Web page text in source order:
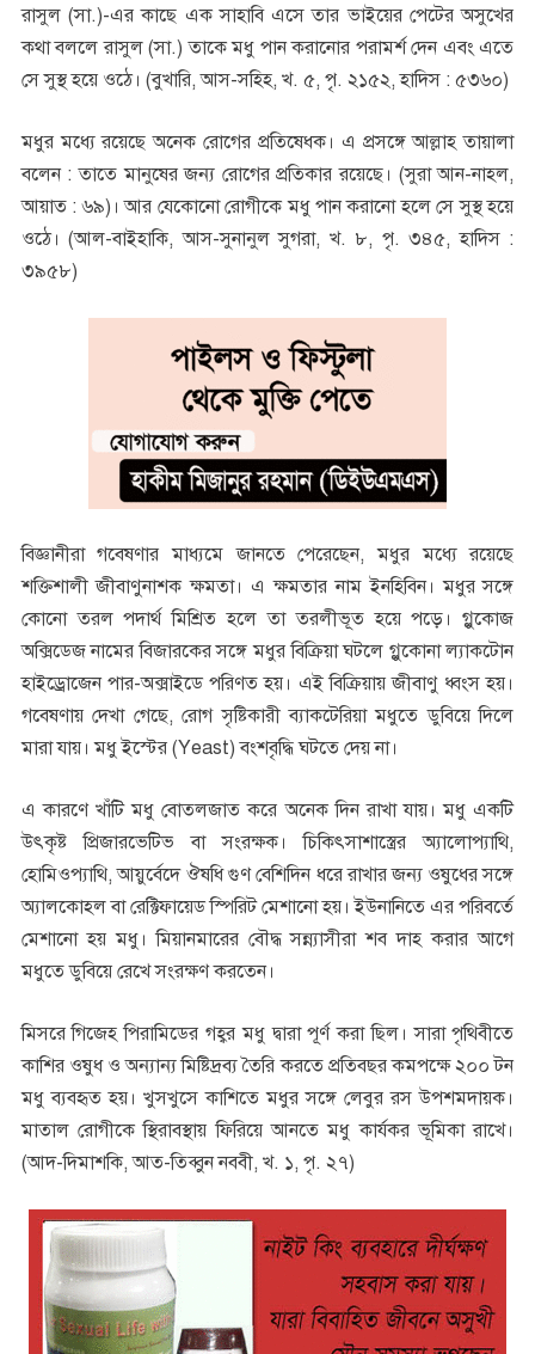
রাসুল (সা.)-এর কাছে এক সাহাবি এসে তার ভাইয়ের পেটের অসুখের
কথা বললে রাসুল (সা.) তাকে মধু পান করানোর পরামর্শ দেন এবং এতে
সে সুস্থ হয়ে ওঠে। (বুখারি, আস-সহিহ, খ. ৫, পৃ. ২১৫২, হাদিস : ৫৩৬০)
মধুর মধ্যে রয়েছে অনেক রোগের প্রতিষেধক। এ প্রসঙ্গে আল্লাহ তায়ালা
বলেন : তাতে মানুষের জন্য রোগের প্রতিকার রয়েছে। (সুরা আন-নাহল,
আয়াত : ৬৯)। আর যেকোনো রোগীকে মধু পান করানো হলে সে সুস্থ হয়ে
ওঠে। (আল-বাইহাকি, আস-সুনানুল সুগরা, খ. ৮, পৃ. ৩৪৫, হাদিস :
৩৯৫৮)
বিজ্ঞানীরা গবেষণার মাধ্যমে জানতে পেরেছেন, মধুর মধ্যে রয়েছে
শক্তিশালী জীবাণুনাশক ক্ষমতা। এ ক্ষমতার নাম ইনহিবিন। মধুর সঙ্গে
কোনো তরল পদার্থ মিশ্রিত হলে তা তরলীভূত হয়ে পড়ে। গ্লুকোজ
অক্সিডেজ নামের বিজারকের সঙ্গে মধুর বিক্রিয়া ঘটলে গ্লুকোনা ল্যাকটোন
হাইড্রোজেন পার-অক্সাইডে পরিণত হয়। এই বিক্রিয়ায় জীবাণু ধ্বংস হয়।
গবেষণায় দেখা গেছে, রোগ সৃষ্টিকারী ব্যাকটেরিয়া মধুতে ডুবিয়ে দিলে
মারা যায়। মধু ইস্টের (Yeast) বংশবৃদ্ধি ঘটতে দেয় না।
এ কারণে খাঁটি মধু বোতলজাত করে অনেক দিন রাখা যায়। মধু একটি
উৎকৃষ্ট প্রিজারভেটিভ বা সংরক্ষক। চিকিৎসাশাস্ত্রের অ্যালোপ্যাথি,
হোমিওপ্যাথি, আয়ুর্বেদে ঔষধি গুণ বেশিদিন ধরে রাখার জন্য ওষুধের সঙ্গে
অ্যালকোহল বা রেক্টিফায়েড স্পিরিট মেশানো হয়। ইউনানিতে এর পরিবর্তে
মেশানো হয় মধু। মিয়ানমারের বৌদ্ধ সন্ন্যাসীরা শব দাহ করার আগে
মধুতে ডুবিয়ে রেখে সংরক্ষণ করতেন।
মিসরে গিজেহ পিরামিডের গহ্বর মধু দ্বারা পূর্ণ করা ছিল। সারা পৃথিবীতে
কাশির ওষুধ ও অন্যান্য মিষ্টিদ্রব্য তৈরি করতে প্রতিবছর কমপক্ষে ২০০ টন
মধু ব্যবহৃত হয়। খুসখুসে কাশিতে মধুর সঙ্গে লেবুর রস উপশমদায়ক।
মাতাল রোগীকে স্থিরাবস্থায় ফিরিয়ে আনতে মধু কার্যকর ভূমিকা রাখে।
(আদ-দিমাশকি, আত-তিব্বুন নববী, খ. ১, পৃ. ২৭)